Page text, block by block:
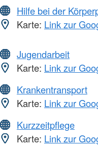
Hilfe bei der
Karte: Link zur
Jugendarbeit
Karte: Link zur
Krankentransport
Karte: Link zur
Kurzzeitpflege
Karte: Link zur